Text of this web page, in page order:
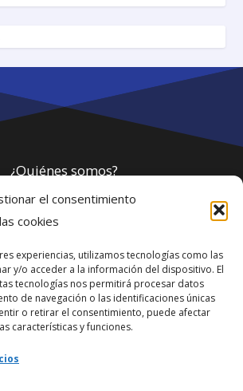
el consentimiento
cookies
experiencias, utilizamos tecnologías como las
y/o acceder a la información del dispositivo. El
tecnologías nos permitirá procesar datos
de navegación o las identificaciones únicas
o retirar el consentimiento, puede afectar
características y funciones.
¿Quiénes somos?
Política de privacidad